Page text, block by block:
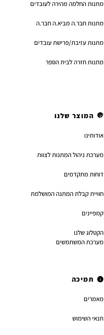
מתנות החלמה מהירה לעובדים
מתנות חבר.ה מביא.ה חבר.ה
מתנות עזיבת/פרישת עובדים
מתנות חזרה לבית הספר
המוצר שלנו
אודותינו
מערכת ניהול המתנות לצוות
דוחות מתקדמים
חוויית קבלת המתנה המושלמת
קמפיינים
הקטלוג שלנו
מערכת המשתמשים
תמיכה
מאמרים
תנאי השימוש